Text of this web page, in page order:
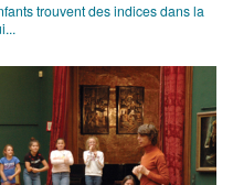
trouvent des indices dans la